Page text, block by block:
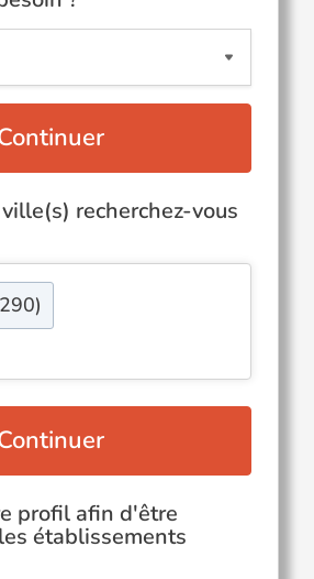
recherchez-vous
profil afin d'être
établissements